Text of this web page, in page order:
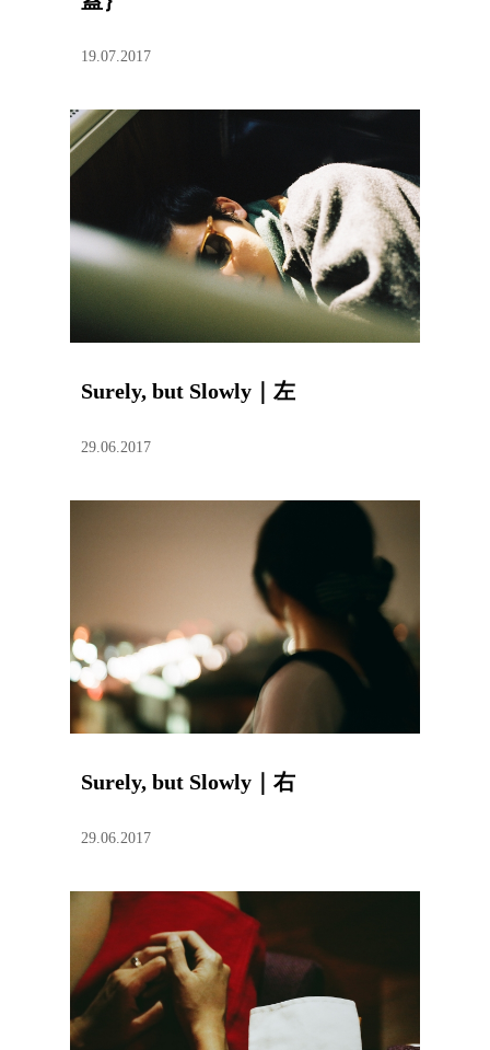
19.07.2017
Surely, but Slowly｜左
29.06.2017
Surely, but Slowly｜右
29.06.2017